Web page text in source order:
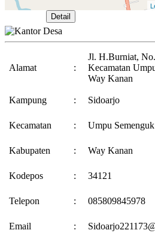
Detail
Alamat :
Jl. H.Burniat,
Kecamatan
Way Kanan
Kampung : Sidoarjo
Kecamatan : Umpu Semenguk
Kabupaten : Way Kanan
Kodepos : 34121
Telepon : 085809845978
Email :